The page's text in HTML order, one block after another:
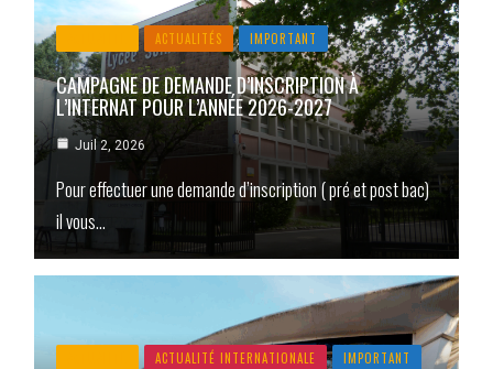
ACTUALITÉS IMPORTANT
CAMPAGNE DE DEMANDE D’INSCRIPTION À
L’INTERNAT POUR L’ANNÉE 2026-2027
Juil 2, 2026
Pour effectuer une demande d’inscription ( pré et post bac)
il vous…
ACTUALITÉ INTERNATIONALE IMPORTANT